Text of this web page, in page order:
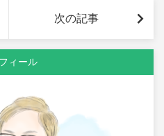
次の記事
ィール